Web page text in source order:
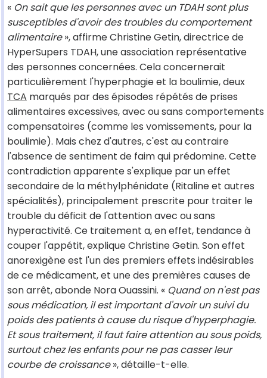
« On sait que les personnes avec un TDAH sont plus
susceptibles d'avoir des troubles du comportement
alimentaire», affirme Christine Getin, directrice de
HyperSupers TDAH, une association représentative
des personnes concernées. Cela concernerait
particulièrement l'hyperphagie et la boulimie, deux
TCA marqués par des épisodes répétés de prises
alimentaires excessives, avec ou sans comportements
compensatoires (comme les vomissements, pour la
boulimie). Mais chez d'autres, c'est au contraire
l'absence de sentiment de faim qui prédomine. Cette
contradiction apparente s'explique par un effet
secondaire de la méthylphénidate (Ritaline et autres
spécialités), principalement prescrite pour traiter le
trouble du déficit de l'attention avec ou sans
hyperactivité. Ce traitement a, en effet, tendance à
couper l'appétit, explique Christine Getin. Son effet
anorexigène est l'un des premiers effets indésirables
de ce médicament, et une des premières causes de
son arrêt, abonde Nora Ouassini. « Quand on n'est pas
sous médication, il est important d'avoir un suivi du
poids des patients à cause du risque d'hyperphagie.
Et sous traitement, il faut faire attention au sous poids,
surtout chez les enfants pour ne pas casser leur
courbe de croissance», détaille-t-elle.